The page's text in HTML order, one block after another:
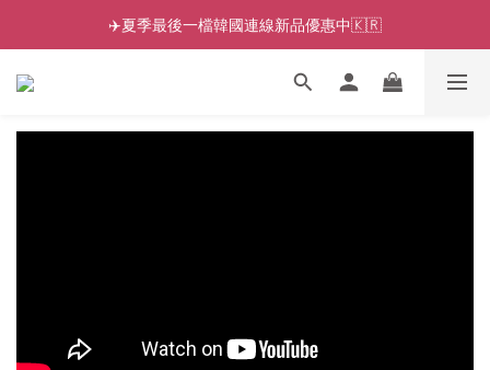
✈️夏季最後一檔韓國連線新品優惠中🇰🇷